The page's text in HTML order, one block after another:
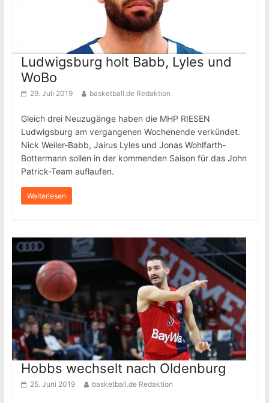
Ludwigsburg holt Babb, Lyles und
WoBo
29. Juli 2019 basketball.de Redaktion
Gleich drei Neuzugänge haben die MHP RIESEN
Ludwigsburg am vergangenen Wochenende verkündet.
Nick Weiler-Babb, Jairus Lyles und Jonas Wohlfarth-
Bottermann sollen in der kommenden Saison für das John
Patrick-Team auflaufen.
Weiterlesen
Hobbs wechselt nach Oldenburg
25. Juni 2019 basketball.de Redaktion